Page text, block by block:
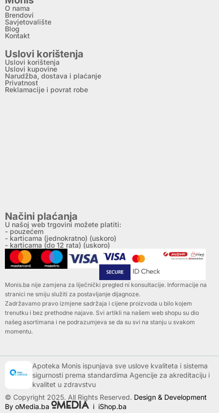
O nama
Brendovi
Savjetovalište
Blog
Kontakt
Uslovi korištenja
Uslovi korištenja
Uslovi kupovine
Narudžba, dostava i plaćanje
Privatnost
Reklamacije i povrat robe
Načini plaćanja
U našoj web trgovini možete platiti:
- pouzećem
- karticama (jednokratno) (uskoro)
- karticama (do 12 rata) (uskoro)
Monis.ba nije zamjena za liječnički pregled ni konsultacije. Informacije na
stranici ne smiju služiti za postavljanje dijagnoze.
Zadržavamo pravo izmjene sadržaja i cijene proizvoda u bilo kojem
trenutku i bez prethodne najave. Svi artikli na našem web shopu su dio
našeg asortimana i ne podrazumjeva se da su svi na stanju u svakom
momentu.
Apoteka Monis ispunjava sve uslove kvaliteta i sistema
sigurnosti prema standardima Agencije za akreditaciju i
kvalitet u zdravstvu
© Copyright 2025. All Rights Reserved. Design & Development
By oMedia.ba
i iShop.ba